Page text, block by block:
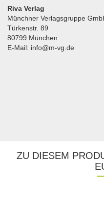
Riva Verlag
Münchner Verlagsgruppe
Türkenstr. 89
80799 München
E-Mail: info@m-vg.de
ZU DIESEM